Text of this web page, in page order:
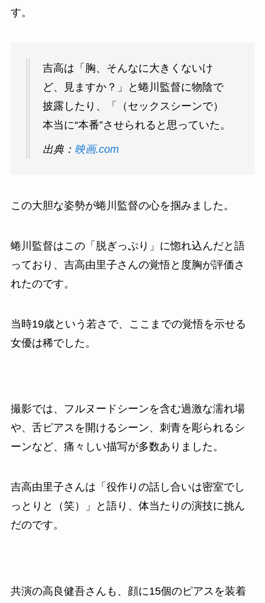
す。
吉高は「胸、そんなに大きくないけ
ど、見ますか？」と蜷川監督に物陰で
披露したり、「（セックスシーンで）
本当に“本番”させられると思っていた。
出典： 映画.com
この大胆な姿勢が蜷川監督の心を掴みました。
蜷川監督はこの「脱ぎっぷり」に惚れ込んだと語
っており、吉高由里子さんの覚悟と度胸が評価さ
れたのです。
当時19歳という若さで、ここまでの覚悟を示せる
女優は稀でした。
撮影では、フルヌードシーンを含む過激な濡れ場
や、舌ピアスを開けるシーン、刺青を彫られるシ
ーンなど、痛々しい描写が多数ありました。
吉高由里子さんは「役作りの話し合いは密室でし
っとりと（笑）」と語り、体当たりの演技に挑ん
だのです。
共演の高良健吾さんも、顔に15個のピアスを装着